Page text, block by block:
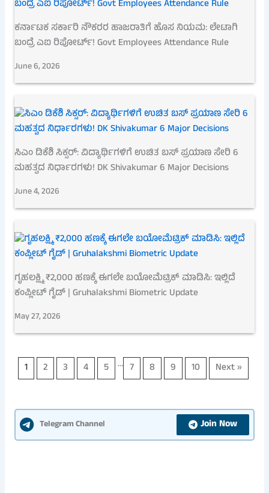
ಕರ್ನಾಟಕ ಸರ್ಕಾರಿ ನೌಕರರ ಹಾಜರಾತಿಗೆ ಹೊಸ ನಿಯಮ: ಲೇಟಾಗಿ
ಬಂದ್ರೆ ಎಐ ರಿಪೋರ್ಟ್! Govt Employees Attendance Rule
June 6, 2026
ಸಿಎಂ ಡಿಕೆಶಿ ಸಿಕ್ಸರ್: ವಿದ್ಯಾರ್ಥಿಗಳಿಗೆ ಉಚಿತ ಬಸ್ ಪ್ರಯಾಣ ಸೇರಿ 6
ಮಹತ್ವದ ನಿರ್ಧಾರಗಳು! DK Shivakumar 6 Major Decisions
June 4, 2026
ಗೃಹಲಕ್ಷ್ಮಿ ₹2,000 ಹಣಕ್ಕೆ ಈಗಲೇ ಬಯೋಮೆಟ್ರಿಕ್ ಮಾಡಿಸಿ: ಇಲ್ಲಿದೆ
ಕಂಪ್ಲೀಟ್ ಗೈಡ್ | Gruhalakshmi Biometric Update
May 27, 2026
1 2 3 4 5 … 7 8 9 10 Next »
Telegram Channel Join Now